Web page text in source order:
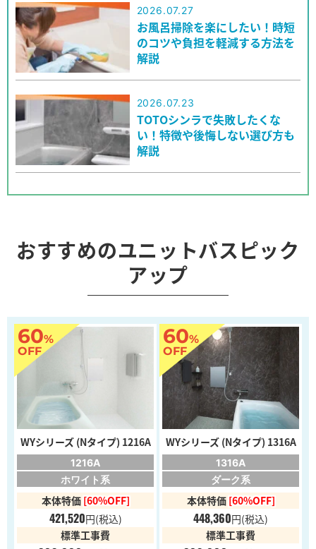
2026.07.27
お風呂掃除を楽にしたい！時短
のコツや負担を軽減する方法を
解説
2026.07.23
TOTOシンラで失敗したくな
い！特徴や後悔しない選び方も
解説
おすすめのユニットバスピック
アップ
60%
OFF
WYシリーズ (Nタイプ) 1216A
1216A
ホワイト系
本体特価 [60%OFF]
421,520円(税込)
標準工事費
60%
OFF
WYシリーズ (Nタイプ) 1316A
1316A
ダーク系
本体特価 [60%OFF]
448,360円(税込)
標準工事費